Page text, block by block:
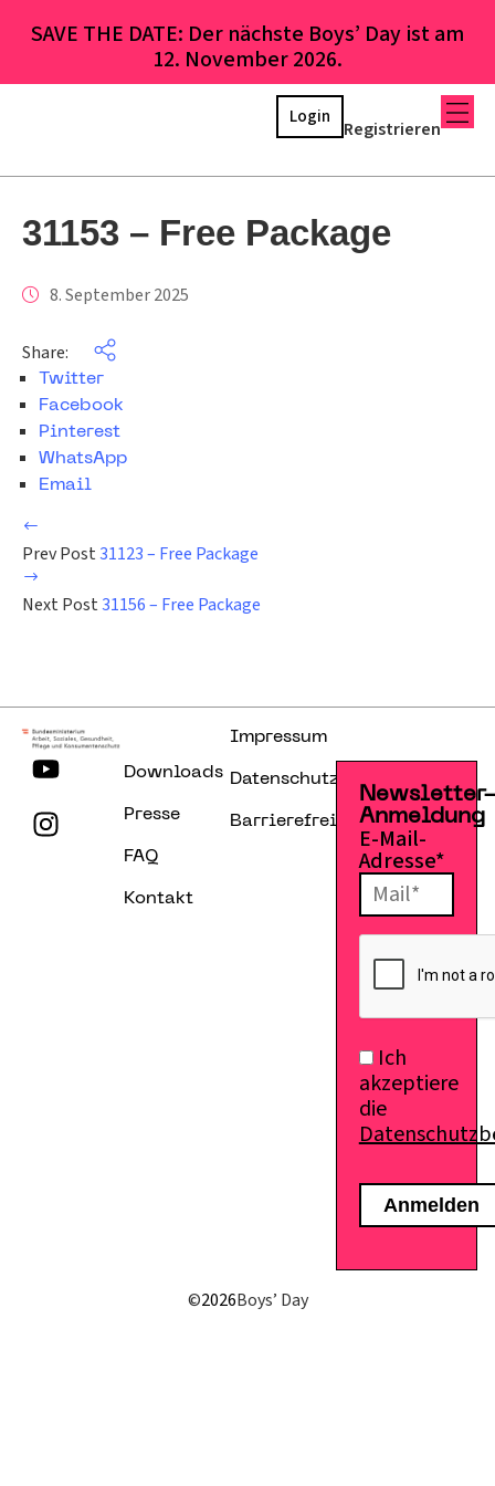
SAVE THE DATE: Der nächste Boys’ Day ist am
12. November 2026.
Registrieren
Login
31153 – Free Package
8. September 2025
Share:
Twitter
Facebook
Pinterest
WhatsApp
Email
Prev Post31123 – Free Package
Next Post31156 – Free Package
Downloads
Presse
FAQ
Kontakt
Impressum
Datenschutzerklärung
Barrierefreiheitserklärung
Anmeldung
E-Mail-
Adresse*
Ich
akzeptiere
die
©2026Boys’ Day